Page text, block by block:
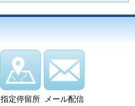
指定停留所 メール配信